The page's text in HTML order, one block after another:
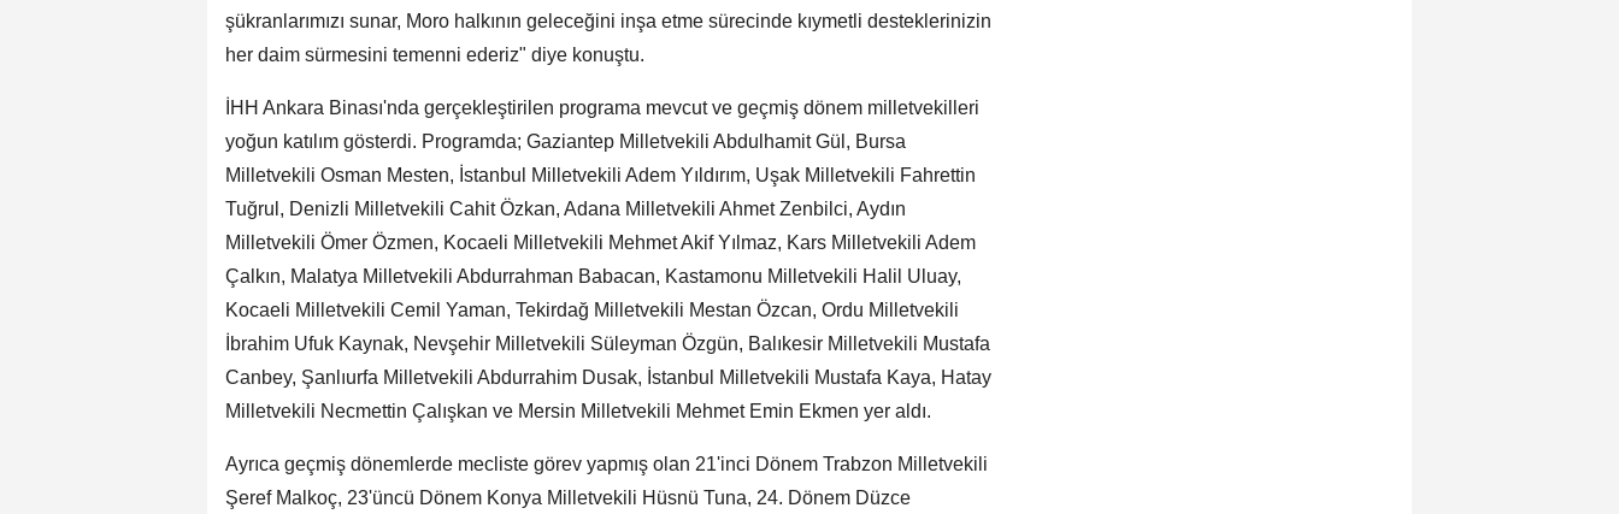
şükranlarımızı sunar, Moro halkının geleceğini inşa etme sürecinde kıymetli desteklerinizin
her daim sürmesini temenni ederiz" diye konuştu.
İHH Ankara Binası'nda gerçekleştirilen programa mevcut ve geçmiş dönem milletvekilleri
yoğun katılım gösterdi. Programda; Gaziantep Milletvekili Abdulhamit Gül, Bursa
Milletvekili Osman Mesten, İstanbul Milletvekili Adem Yıldırım, Uşak Milletvekili Fahrettin
Tuğrul, Denizli Milletvekili Cahit Özkan, Adana Milletvekili Ahmet Zenbilci, Aydın
Milletvekili Ömer Özmen, Kocaeli Milletvekili Mehmet Akif Yılmaz, Kars Milletvekili Adem
Çalkın, Malatya Milletvekili Abdurrahman Babacan, Kastamonu Milletvekili Halil Uluay,
Kocaeli Milletvekili Cemil Yaman, Tekirdağ Milletvekili Mestan Özcan, Ordu Milletvekili
İbrahim Ufuk Kaynak, Nevşehir Milletvekili Süleyman Özgün, Balıkesir Milletvekili Mustafa
Canbey, Şanlıurfa Milletvekili Abdurrahim Dusak, İstanbul Milletvekili Mustafa Kaya, Hatay
Milletvekili Necmettin Çalışkan ve Mersin Milletvekili Mehmet Emin Ekmen yer aldı.
Ayrıca geçmiş dönemlerde mecliste görev yapmış olan 21'inci Dönem Trabzon Milletvekili
Şeref Malkoç, 23'üncü Dönem Konya Milletvekili Hüsnü Tuna, 24. Dönem Düzce